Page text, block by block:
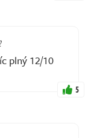
plný 12/10
5